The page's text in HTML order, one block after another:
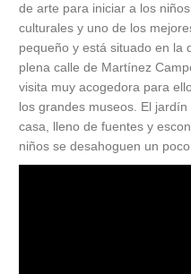
de arte para iniciar a los
culturales y uno de los
pequeño y está situado en la
plena calle de Martínez
visita muy acogedora para
los grandes museos. El
casa, lleno de fuentes y
niños se desahoguen un